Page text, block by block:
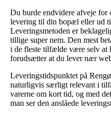
Du burde endvidere afveje for
levering til din bopæl eller ud
Leveringsmetoden er
tillige super nem. Den mest
i de fleste tilfælde være selv at
forudsætter at du lever nær
Leveringstidspunktet på
naturligvis særligt relevant i
varerne om kort tid, og med
man ser den anslåede